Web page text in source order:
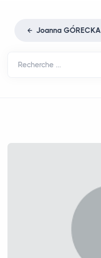
Joanna GÓRECKA
Recherche …